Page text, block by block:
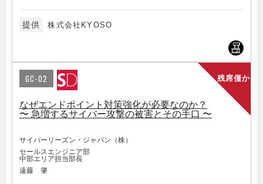
提供 株式会社KYOSO
残席僅か
GC-02
なぜエンドポイント対策強化が必要なのか？
〜 急増するサイバー攻撃の被害とその手口 〜
サイバーリーズン・ジャパン（株）
セールスエンジニア部
中部エリア担当部長
遠藤 肇